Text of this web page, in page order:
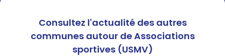
Consultez l'actualité des autres
communes autour de Associations
sportives (USMV)